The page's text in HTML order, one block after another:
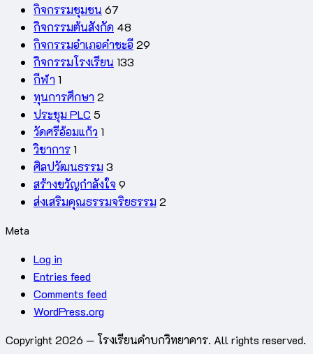
กิจกรรมชุมชน 67
กิจกรรมต้นสังกัด 48
กิจกรรมอำเภอคำชะอี 29
กิจกรรมโรงเรียน 133
กีฬา 1
ทุนการศึกษา 2
ประชุม PLC 5
วัดศรีอ้อมแก้ว 1
วิชาการ1
ศิลปวัฒนธรรม 3
สร้างขวัญกำลังใจ 9
ส่งเสริมคุณธรรมจริยธรรม 2
Meta
Log in
Entries feed
Comments feed
WordPress.org
Copyright 2026 — โรงเรียนคำบกวิทยาคาร. All rights reserved.